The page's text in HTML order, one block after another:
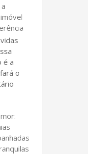
é a
o